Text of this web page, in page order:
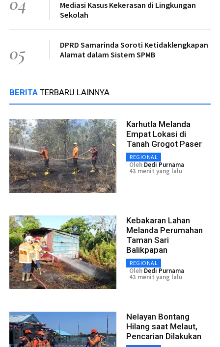
Mediasi Kasus Kekerasan di Lingkungan
Sekolah
05
DPRD Samarinda Soroti Ketidaklengkapan
Alamat dalam Sistem SPMB
BERITA TERBARU LAINNYA
Karhutla Melanda
Empat Lokasi di
Tanah Grogot Paser
REGIONAL
Oleh Dedi Purnama
43 menit yang lalu
Kebakaran Lahan
Melanda Perumahan
Taman Sari
Balikpapan
REGIONAL
Oleh Dedi Purnama
43 menit yang lalu
Nelayan Bontang
Hilang saat Melaut,
Pencarian Dilakukan